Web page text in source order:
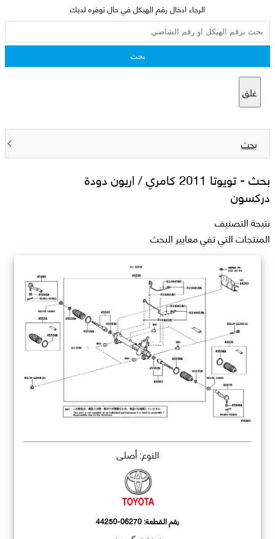
الرجاء ادخال رقم الهيكل في حال توفره لديك
بحث
غلق
بحث
بحث - تويوتا 2011 كامري / اريون دودة
دركسون
نتيجة التصنيف
المنتجات التي تفي معايير البحث
النوع: أصلي
رقم القطعة:44250-06270